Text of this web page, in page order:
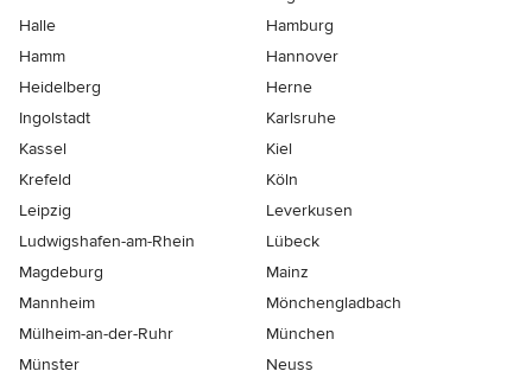
Halle
Hamburg
Hamm
Hannover
Heidelberg
Herne
Ingolstadt
Karlsruhe
Kassel
Kiel
Krefeld
Köln
Leipzig
Leverkusen
Ludwigshafen-am-Rhein
Lübeck
Magdeburg
Mainz
Mannheim
Mönchen­gladbach
Mülheim-an-der-Ruhr
München
Münster
Neuss